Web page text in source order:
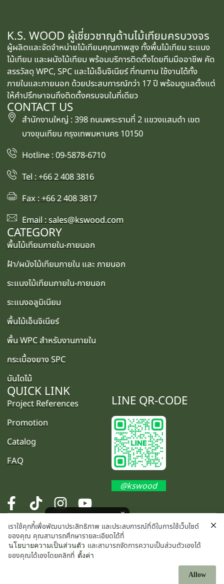
K.S. WOOD ผู้เชี่ยวชาญด้านไม้เทียมครบวงจร
ผู้ผลิตและจัดจำหน่ายไม้เทียมคุณภาพสูง ทั้งพื้นไม้เทียม ระแนง
ไม้เทียม และผนังไม้เทียม พร้อมบริการติดตั้งโดยทีมมืออาชีพ คัด
สรรวัสดุ WPC, SPC และไม้เอ็นจิเนียร์ ที่ทนทาน ใช้งานได้ทั้ง
ภายในและภายนอก ด้วยประสบการณ์กว่า 17 ปี พร้อมดูแลตั้งแต่
ให้คำปรึกษาจนถึงติดตั้งครบจบในที่เดียว
CONTACT US
สำนักงานใหญ่ : 398 ถนนพระรามที่ 2 แขวงแสมดำ เขต
บางขุนเทียน กรุงเทพมหานคร 10150
Hotline : 09-5878-6710
Tel : +66 2 408 3816
Fax : +66 2 408 3817
Email : sales@kswood.com
CATEGORY
พื้นไม้เทียมภายใน-ภายนอก
ฝ้า/ผนังไม้เทียมภายใน และ ภายนอก
ระแนงไม้เทียมภายใน-ภายนอก
ระแนงอลูมิเนียม
พื้นไม้เอ็นจิเนียร์
พื้น WPC สำหรับงานภายใน
กระเบื้องยาง SPC
บันไดไม้
QUICK LINK
Project References
Promotion
Catalog
FAQ
LINE QR-CODE
@kswood
©2025 K.S. WOOD CO., LTD. All rights reserved.
เราใช้คุกกี้เพื่อพัฒนาประสิทธิภาพ และประสบการณ์ที่ดีในการใช้เว็บไซต์
ของคุณ คุณสามารถศึกษารายละเอียดได้ที่
นโยบายความเป็นส่วนตัว และสามารถจัดการความเป็นส่วนตัวเองได้
ของคุณได้เองโดยคลิกที่ ตั้งค่า
Allow